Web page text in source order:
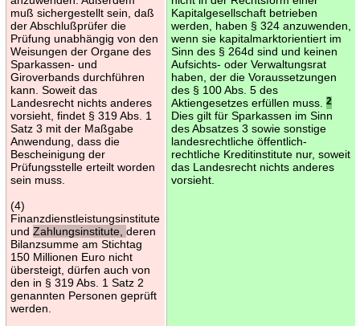
muß sichergestellt sein, daß
der Abschlußprüfer die
Prüfung unabhängig von den
Weisungen der Organe des
Sparkassen- und
Giroverbands durchführen
kann. Soweit das
Landesrecht nichts anderes
vorsieht, findet § 319 Abs. 1
Satz 3 mit der Maßgabe
Anwendung, dass die
Bescheinigung der
Prüfungsstelle erteilt worden
sein muss.
(4)
Finanzdienstleistungsinstitute
und Zahlungsinstitute, deren
Bilanzsumme am Stichtag
150 Millionen Euro nicht
übersteigt, dürfen auch von
den in § 319 Abs. 1 Satz 2
genannten Personen geprüft
werden.
Kapitalgesellschaft betrieben
werden, haben § 324 anzuwenden,
wenn sie kapitalmarktorientiert im
Sinn des § 264d sind und keinen
Aufsichts- oder Verwaltungsrat
haben, der die Voraussetzungen
des § 100 Abs. 5 des
Aktiengesetzes erfüllen muss.
2
Dies gilt für Sparkassen im Sinn
des Absatzes 3 sowie sonstige
landesrechtliche öffentlich-
rechtliche Kreditinstitute nur, soweit
das Landesrecht nichts anderes
vorsieht.